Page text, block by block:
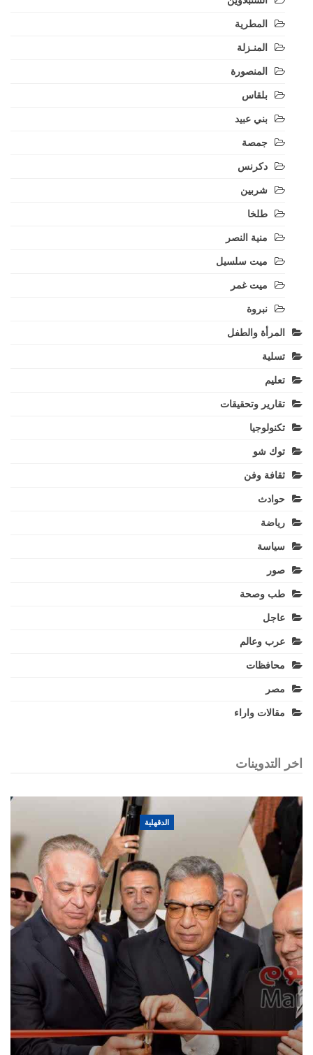
المطرية
المنـزلة
المنصورة
بلقاس
بني عبيد
جمصة
دكرنس
شربين
طلخا
منية النصر
ميت سلسيل
ميت غمر
نبروة
المرأة والطفل
تسلية
تعليم
تقارير وتحقيقات
تكنولوجيا
توك شو
ثقافة وفن
حوادث
رياضة
سياسة
صور
طب وصحة
عاجل
عرب وعالم
محافظات
مصر
مقالات واراء
اخر التدوينات
الدقهلية